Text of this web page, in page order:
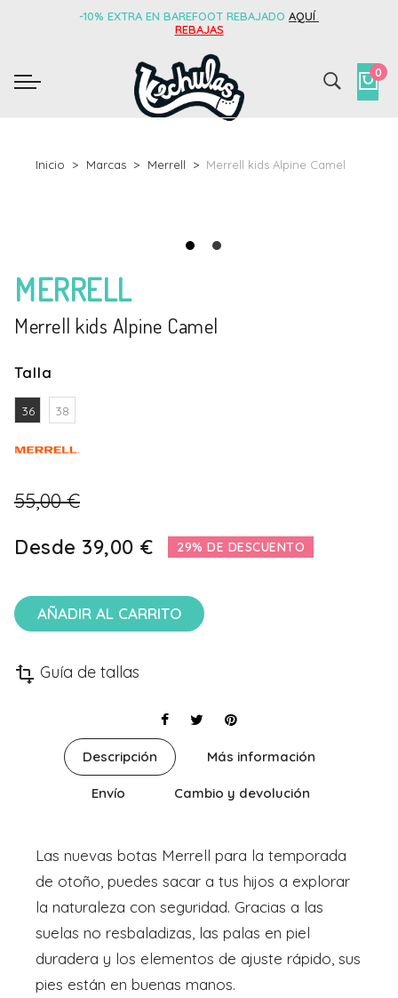
-10% EXTRA EN BAREFOOT REBAJADO AQUÍ
REBAJAS
0
Inicio Marcas Merrell Merrell kids Alpine Camel
MERRELL
Merrell kids Alpine Camel
Talla
36 38
55,00 €
Desde 39,00 € 29% DE DESCUENTO
AÑADIR AL CARRITO
transform Guía de tallas
Descripción Más información
Envío Cambio y devolución
Las nuevas botas Merrell para la temporada
de otoño, puedes sacar a tus hijos a explorar
la naturaleza con seguridad. Gracias a las
suelas no resbaladizas, las palas en piel
duradera y los elementos de ajuste rápido, sus
pies están en buenas manos.